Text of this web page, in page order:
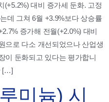
(+5.2%) 대비 증가세 둔화. 고정
데 그쳐 6월 +3.9%보다 상승률
증가해 전월(+2.0%) 대비
으로 다소 개선되었으나 산업생
이 둔화되고 있다는 평가합니
[…]
미늄) 시